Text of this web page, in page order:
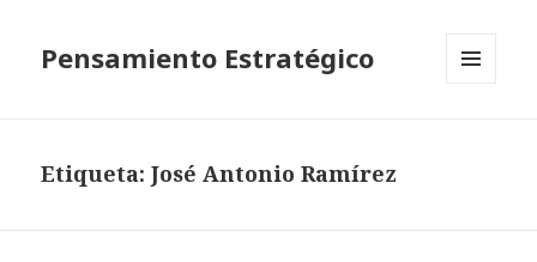
Pensamiento Estratégico
Etiqueta: José Antonio Ramírez